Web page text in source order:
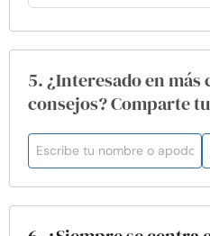
5. ¿Interesado en
consejos? Comparte